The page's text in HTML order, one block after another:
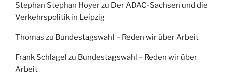
Stephan Stephan Hoyerzu Der ADAC-Sachsen und die
Verkehrspolitik in Leipzig
Thomas zu Bundestagswahl – Reden wir über Arbeit
Frank Schlagel zu Bundestagswahl – Reden wir über
Arbeit